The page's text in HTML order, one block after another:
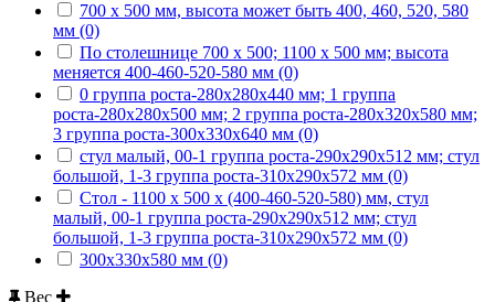
700 х 500 мм, высота может быть 400, 460, 520, 580
мм (0)
По столешнице 700 х 500; 1100 х 500 мм; высота
меняется 400-460-520-580 мм (0)
0 группа роста-280х280х440 мм; 1 группа
роста-280х280х500 мм; 2 группа роста-280х320х580 мм;
3 группа роста-300х330х640 мм (0)
стул малый, 00-1 группа роста-290х290х512 мм; стул
большой, 1-3 группа роста-310х290х572 мм (0)
Стол - 1100 х 500 х (400-460-520-580) мм, стул
малый, 00-1 группа роста-290х290х512 мм; стул
большой, 1-3 группа роста-310х290х572 мм (0)
300х330х580 мм (0)
Вес